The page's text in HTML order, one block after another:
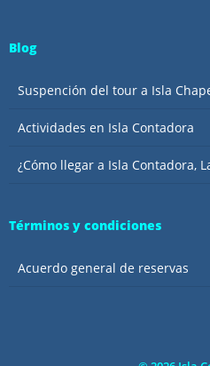
Blog
Suspención del tour a Isla
Actividades en Isla Contadora
¿Cómo llegar a Isla Contadora,
Términos y condiciones
Acuerdo general de reservas